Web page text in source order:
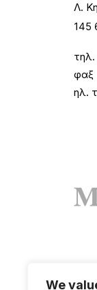
We
Λ.
145
φαξ
ηλ.